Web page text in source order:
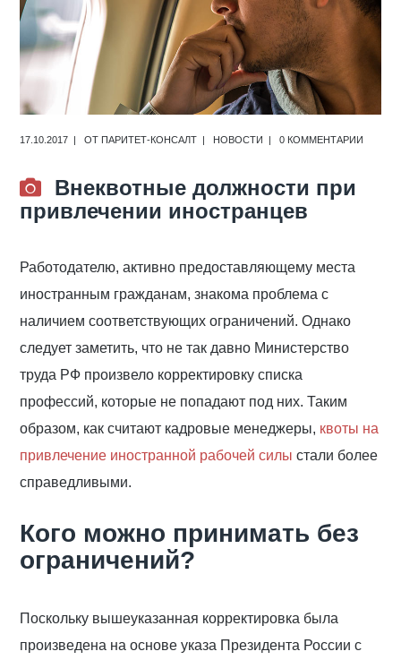
17.10.2017 ОТПАРИТЕТ-КОНСАЛТ НОВОСТИ 0 КОММЕНТАРИИ
Внеквотные должности при
привлечении иностранцев
Работодателю, активно предоставляющему места
иностранным гражданам, знакома проблема с
наличием соответствующих ограничений. Однако
следует заметить, что не так давно Министерство
труда РФ произвело корректировку списка
профессий, которые не попадают под них. Таким
образом, как считают кадровые менеджеры, квоты на
привлечение иностранной рабочей силы стали более
справедливыми.
Кого можно принимать без
ограничений?
Поскольку вышеуказанная корректировка была
произведена на основе указа Президента России с